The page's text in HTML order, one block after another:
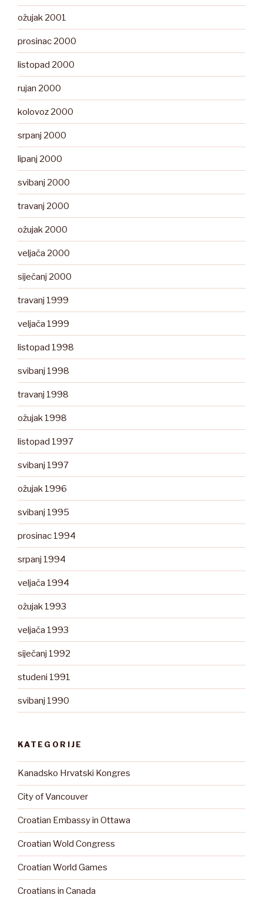
ožujak 2001
prosinac 2000
listopad 2000
rujan 2000
kolovoz 2000
srpanj 2000
lipanj 2000
svibanj 2000
travanj 2000
ožujak 2000
veljača 2000
siječanj 2000
travanj 1999
veljača 1999
listopad 1998
svibanj 1998
travanj 1998
ožujak 1998
listopad 1997
svibanj 1997
ožujak 1996
svibanj 1995
prosinac 1994
srpanj 1994
veljača 1994
ožujak 1993
veljača 1993
siječanj 1992
studeni 1991
svibanj 1990
KATEGORIJE
Kanadsko Hrvatski Kongres
City of Vancouver
Croatian Embassy in Ottawa
Croatian Wold Congress
Croatian World Games
Croatians in Canada